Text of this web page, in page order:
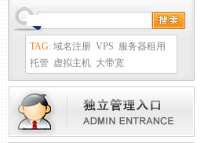
TAG: 域名注册 VPS 服务器租用
托管 虚拟主机 大带宽